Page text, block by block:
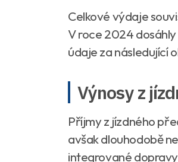
Celkové výdaje
V roce 2024
údaje za následující
Výnosy z
Příjmy z jízdného
avšak dlouhodobě
integrované dopravy